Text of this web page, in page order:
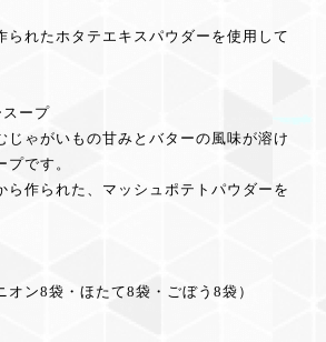
られたホタテエキスパウダーを使用して
スープ
じゃがいもの甘みとバターの風味が溶け
です。
ら作られた、マッシュポテトパウダーを
オン8袋・ほたて8袋・ごぼう8袋）